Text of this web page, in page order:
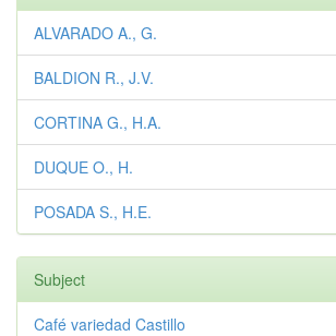
ALVARADO A., G.
BALDION R., J.V.
CORTINA G., H.A.
DUQUE O., H.
POSADA S., H.E.
Subject
Café variedad Castillo